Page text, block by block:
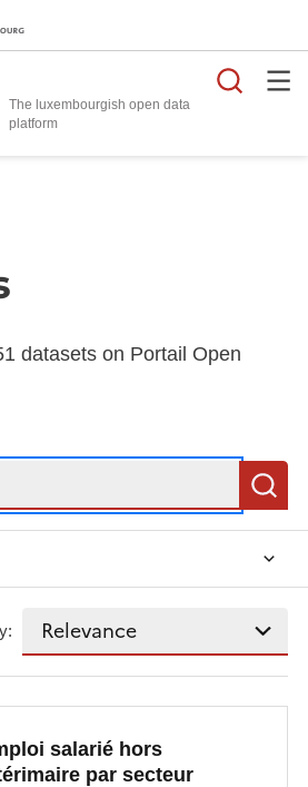
The luxembourgish open data
platform
datasets on Portail Open
salarié hors
par secteur